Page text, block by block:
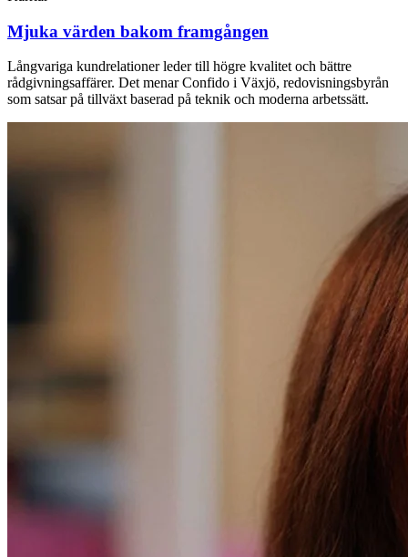
Mjuka värden bakom framgången
Långvariga kundrelationer leder till högre kvalitet och bättre
rådgivningsaffärer. Det menar Confido i Växjö, redovisningsbyrån
som satsar på tillväxt baserad på teknik och moderna arbetssätt.